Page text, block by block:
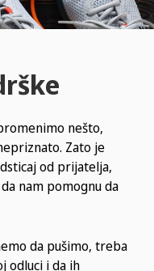
nešto,
Zato je
od prijatelja,
nam pomognu da
da pušimo, treba
odluci i da ih